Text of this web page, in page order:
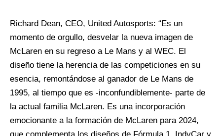
Richard Dean, CEO, United Autosports: “Es un
momento de orgullo, desvelar la nueva imagen de
McLaren en su regreso a Le Mans y al WEC. El
diseño tiene la herencia de las competiciones en su
esencia, remontándose al ganador de Le Mans de
1995, al tiempo que es -inconfundiblemente- parte de
la actual familia McLaren. Es una incorporación
emocionante a la formación de McLaren para 2024,